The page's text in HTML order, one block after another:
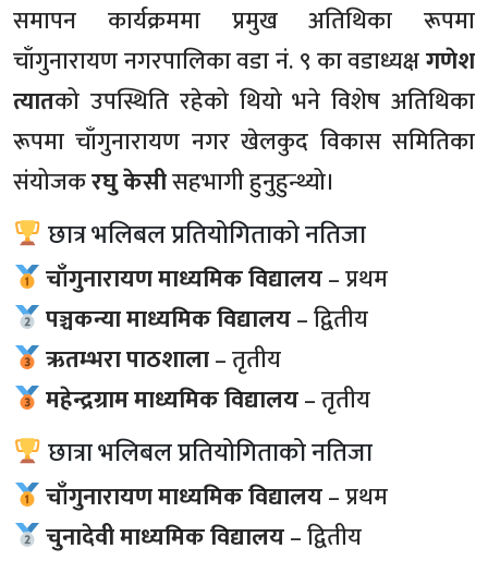
समापन कार्यक्रममा प्रमुख अतिथिका रूपमा
चाँगुनारायण नगरपालिका वडा नं. ९ का वडाध्यक्षगणेश
त्यातको उपस्थिति रहेको थियो भने विशेष अतिथिका
रूपमा चाँगुनारायण नगर खेलकुद विकास समितिका
संयोजकरघु केसीसहभागी हुनुहुन्थ्यो।
छात्र भलिबल प्रतियोगिताको नतिजा
चाँगुनारायण माध्यमिक विद्यालय– प्रथम
पञ्चकन्या माध्यमिक विद्यालय– द्वितीय
ऋतम्भरा पाठशाला– तृतीय
महेन्द्रग्राम माध्यमिक विद्यालय– तृतीय
छात्रा भलिबल प्रतियोगिताको नतिजा
चाँगुनारायण माध्यमिक विद्यालय– प्रथम
चुनादेवी माध्यमिक विद्यालय– द्वितीय